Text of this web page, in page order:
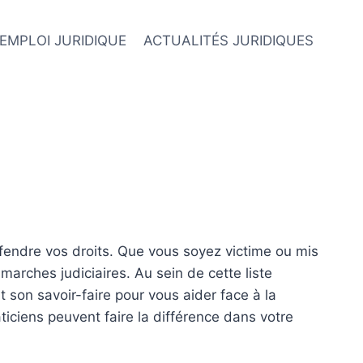
EMPLOI JURIDIQUE ACTUALITÉS JURIDIQUES
vos droits. Que vous soyez victime ou mis
judiciaires. Au sein de cette liste
son savoir-faire pour vous aider face à la
peuvent faire la différence dans votre